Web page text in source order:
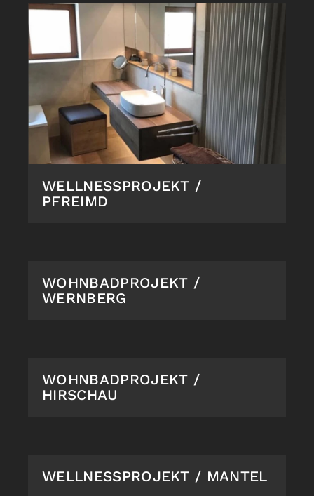
WELLNESSPROJEKT /
PFREIMD
WOHNBADPROJEKT /
WERNBERG
WOHNBADPROJEKT /
HIRSCHAU
WELLNESSPROJEKT / MANTEL